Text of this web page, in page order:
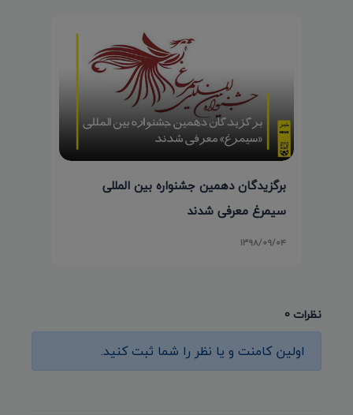
برگزیدگان دهمین جشنواره بین المللی
سیمرغ معرفی شدند
۱۳۹۸/۰۹/۰۴
نظرات 0
اولین کامنت و یا نظر را شما ثبت کنید.